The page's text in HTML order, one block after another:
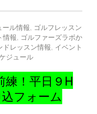
ール情報, ゴルフレッスン
情報, ゴルファーズラボか
ドレッスン情報, イベント
ジュール
練！平日９H
フォーム